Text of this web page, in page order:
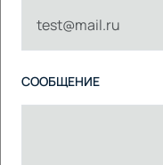
СООБЩЕНИЕ